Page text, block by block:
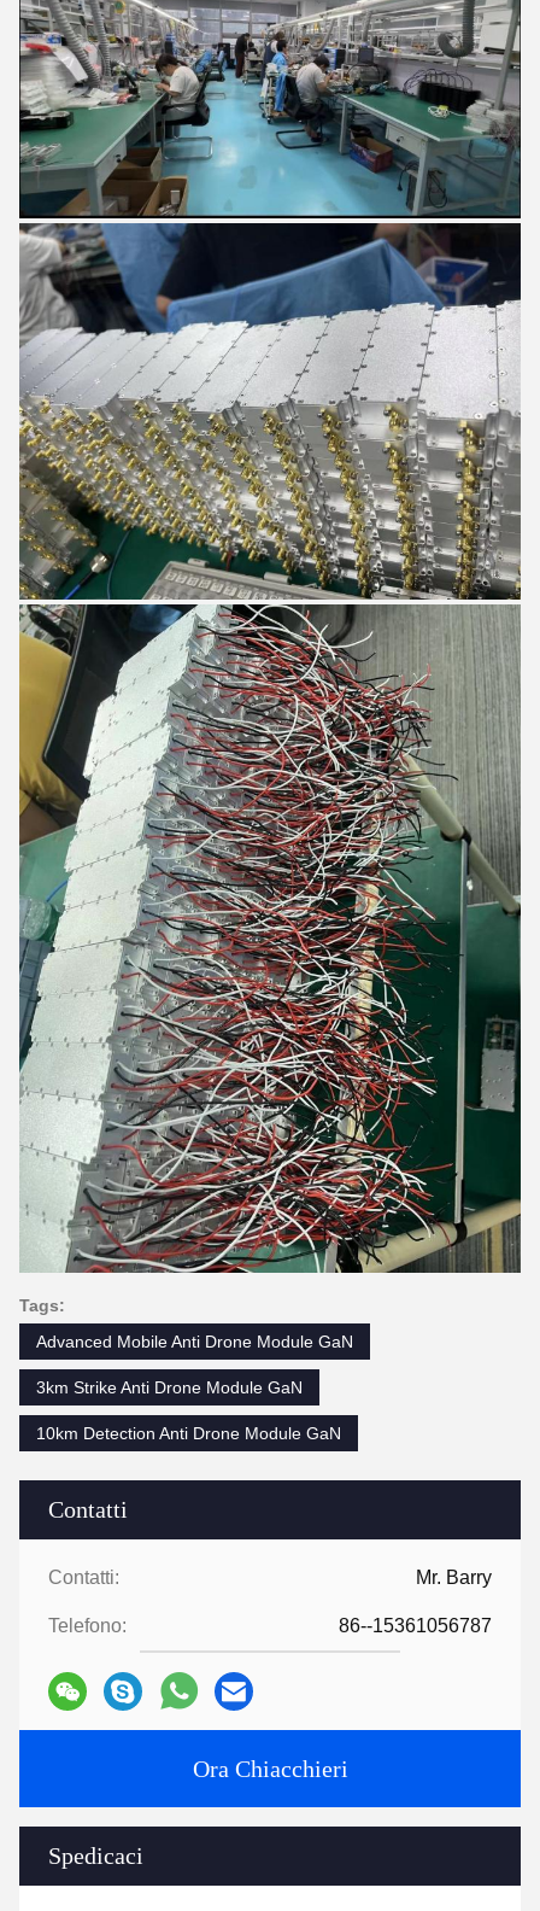
Contatti
Contatti: Mr. Barry
Telefono: 86--15361056787
Ora Chiacchieri
Spedicaci
Tags:
Advanced Mobile Anti Drone Module GaN
3km Strike Anti Drone Module GaN
10km Detection Anti Drone Module GaN